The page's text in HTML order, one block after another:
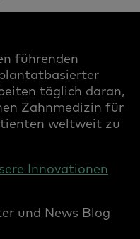
führenden
täglich daran,
Zahnmedizin für
weltweit zu
Innovationen
und News Blog